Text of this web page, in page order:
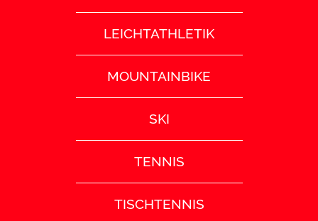
LEICHTATHLETIK
MOUNTAINBIKE
SKI
TENNIS
TISCHTENNIS